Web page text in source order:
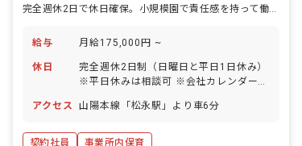
完全週休2日で休日確保。小規模園で責任感を持って働けます。
給与 月給175,000円 ~
休日
完全週休2日制（日曜日と平日1日休み）
※平日休みは相談可 ※会社カレンダーに
6カ月経過後、10日付与） 育児休暇（取
アクセス 山陽本線「松永駅」より車6分
契約社員
事業所内保育